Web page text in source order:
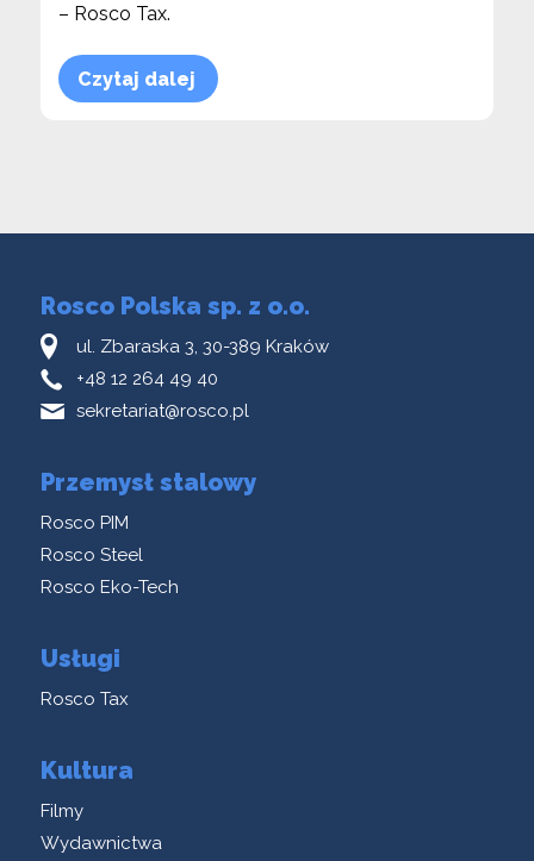
– Rosco Tax.
Czytaj dalej
Rosco Polska sp. z o.o.
ul. Zbaraska 3, 30-389 Kraków
+48 12 264 49 40
sekretariat@rosco.pl
Przemysł stalowy
Rosco PIM
Rosco Steel
Rosco Eko-Tech
Usługi
Rosco Tax
Kultura
Filmy
Wydawnictwa